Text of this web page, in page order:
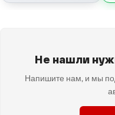
Не нашли
Напишите нам, и мы